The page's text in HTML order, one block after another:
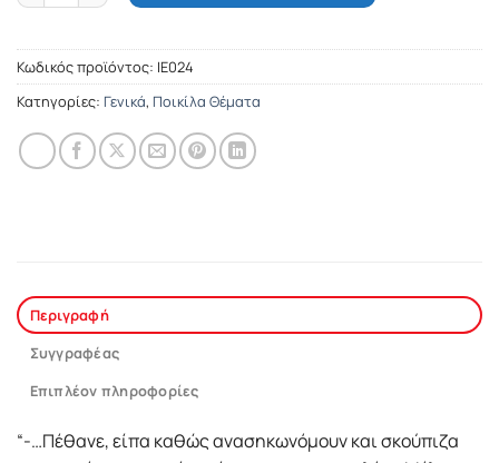
Κωδικός προϊόντος: ΙΕ024
Κατηγορίες: Γενικά, Ποικίλα Θέματα
Περιγραφή
Συγγραφέας
Επιπλέον πληροφορίες
“-…Πέθανε, είπα καθώς ανασηκωνόμουν και σκούπιζα